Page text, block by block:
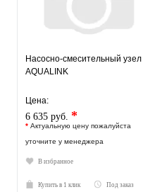
Насосно-смесительный узел
AQUALINK
Цена:
6 635 руб. *
* Актуальную цену пожалуйста
уточните у менеджера
В избранное
Купить в 1 клик Под заказ